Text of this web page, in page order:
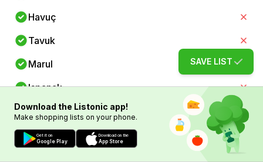
Havuç
Tavuk
Marul
Ispanak
Roket
Kinoa
SAVE LIST
Download the Listonic app!
Make shopping lists on your phone.
Get it on
Google Play
Download on the
App Store